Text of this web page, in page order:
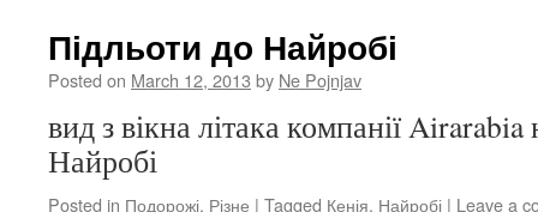
Підльоти до Найробі
Posted on March 12, 2013 by Ne Pojnjav
вид з вікна літака компанії Airarabia
Найробі
Posted in Подорожі, Різне | Tagged Кенія, Найробі | Leave a